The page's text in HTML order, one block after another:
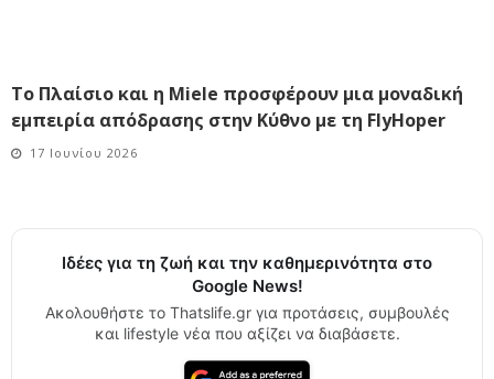
Το Πλαίσιο και η Miele προσφέρουν μια μοναδική
εμπειρία απόδρασης στην Κύθνο με τη FlyHoper
17 Ιουνίου 2026
Ιδέες για τη ζωή και την καθημερινότητα στο
Google News!
Ακολουθήστε το Thatslife.gr για προτάσεις, συμβουλές
και lifestyle νέα που αξίζει να διαβάσετε.